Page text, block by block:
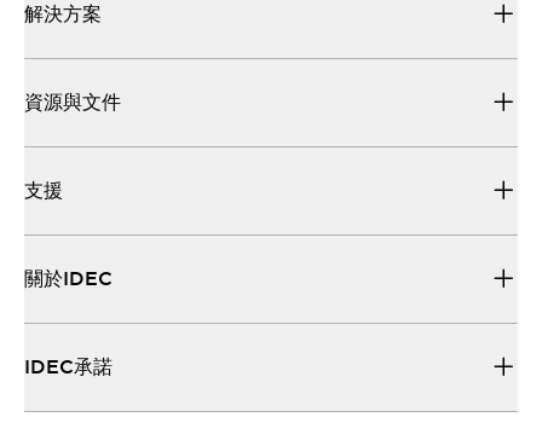
解決方案
資源與文件
支援
關於IDEC
IDEC承諾